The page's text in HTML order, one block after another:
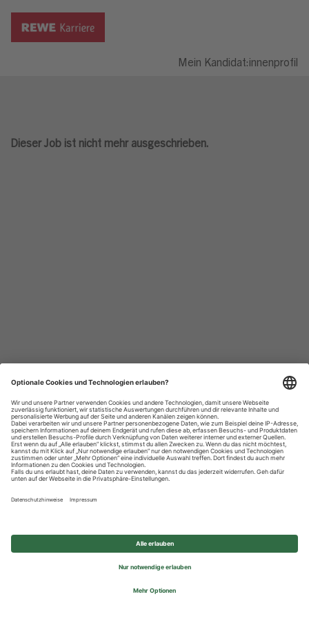
Mein Kandidat:innenprofil
Dieser Job ist nicht mehr ausgeschrieben.
Datenschutzhinweise
Impressum
Privatsphäre-Einstellungen
© 2026 REWE Group - All rights reserved